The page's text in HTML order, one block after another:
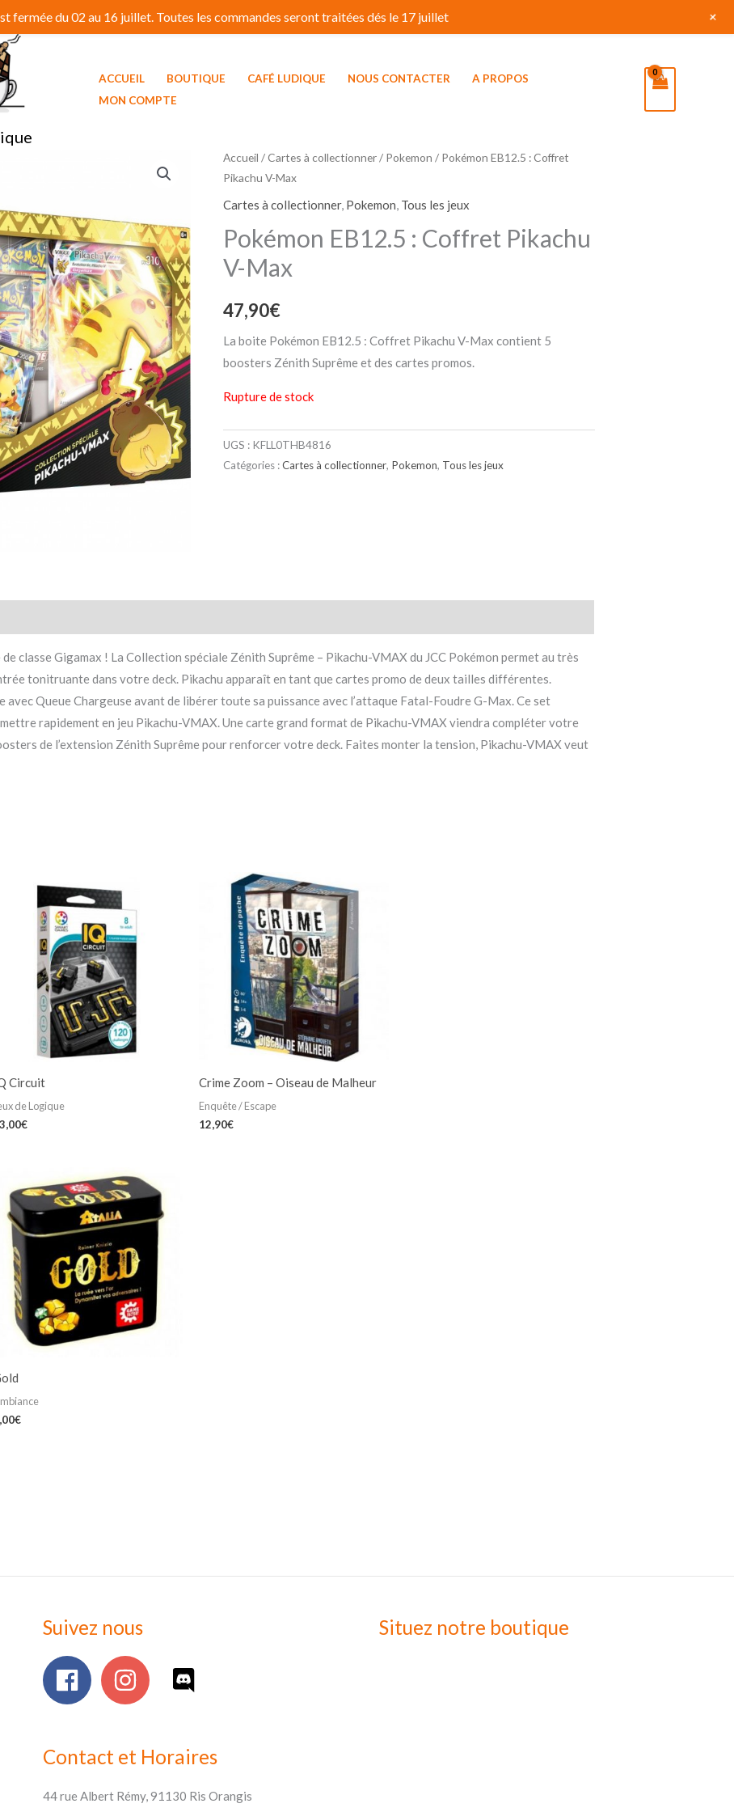
ACCUEIL BOUTIQUE CAFÉ LUDIQUE NOUS CONTACTER
A PROPOS
MON COMPTE
Accueil /Cartes à collectionner/ Pokemon / Pokémon EB12.5 : Coffret
Pikachu V-Max
Cartes à collectionner, Pokemon, Tous les jeux
Pokémon EB12.5 : Coffret Pikachu
V-Max
47,90€
La boite Pokémon EB12.5 : Coffret Pikachu V-Max contient 5
boosters Zénith Suprême et des cartes promos.
Rupture de stock
UGS : KFLL0THB4816
Catégories :Cartes à collectionner, Pokemon, Tous les jeux
classe Gigamax ! La Collection spéciale Zénith Suprême – Pikachu-VMAX du JCC Pokémon permet au très
tonitruante dans votre deck. Pikachu apparaît en tant que cartes promo de deux tailles différentes.
avec Queue Chargeuse avant de libérer toute sa puissance avec l’attaque Fatal-Foudre G-Max. Ce set
rapidement en jeu Pikachu-VMAX. Une carte grand format de Pikachu-VMAX viendra compléter votre
de l’extension Zénith Suprême pour renforcer votre deck. Faites monter la tension, Pikachu-VMAX veut
Circuit
de Logique
€
Crime Zoom – Oiseau de Malheur
Enquête / Escape
12,90€
€
Suivez nous
Contact et Horaires
44 rue Albert Rémy, 91130 Ris Orangis
Situez notre boutique
fermée du 02 au 16 juillet. Toutes les commandes seront traitées dés le 17 juillet +